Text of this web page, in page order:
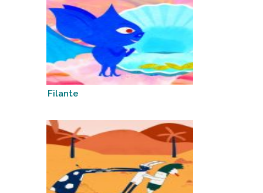
Filante